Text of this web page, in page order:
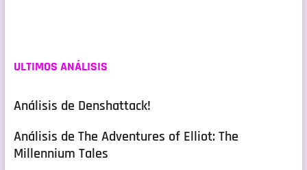
ULTIMOS ANÁLISIS
Análisis de Denshattack!
Análisis de The Adventures of Elliot: The
Millennium Tales